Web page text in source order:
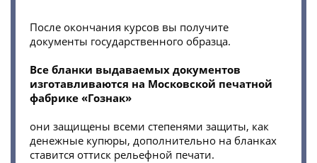
После окончания курсов вы получите
документы государственного образца.
Все бланки выдаваемых документов
изготавливаются на Московской печатной
фабрике «Гознак»
они защищены всеми степенями защиты, как
денежные купюры, дополнительно на бланках
ставится оттиск рельефной печати.